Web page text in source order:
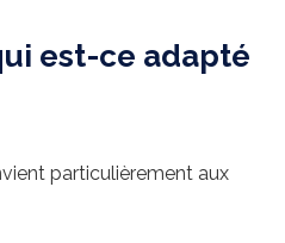
est-ce adapté
particulièrement aux